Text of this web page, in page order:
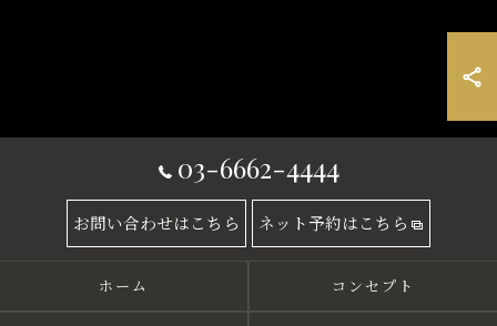
03-6662-4444
お問い合わせはこちら ネット予約はこちら
ホーム コンセプト